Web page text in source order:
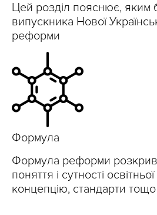
Цей розділ пояснює, яким
випускника Нової
реформи
Формула
Формула реформи
поняття і сутності
концепцію, стандарти тощо